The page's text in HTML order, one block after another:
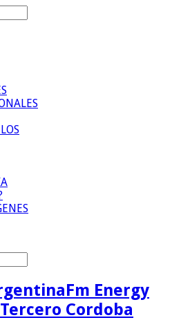
Fm Energy
Cordoba